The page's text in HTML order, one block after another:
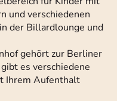
und verschiedenen
der Billardlounge und
gehört zur Berliner
es verschiedene
Ihrem Aufenthalt